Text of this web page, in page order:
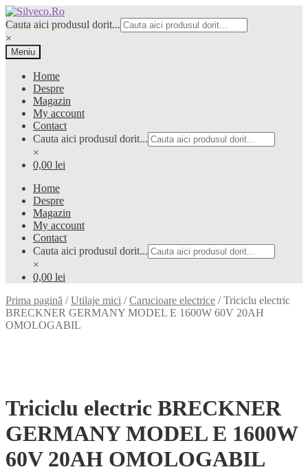
Sari
la
navigare
Sari
la
conținut
Cauta aici produsul dorit...
×
Meniu
Home
Despre
Magazin
My account
Contact
Cauta aici produsul dorit...
×
0,00 lei
Home
Despre
Magazin
My account
Contact
Cauta aici produsul dorit...
×
0,00 lei
Prima pagină /Utilaje mici /Carucioare electrice /Triciclu electric
BRECKNER GERMANY MODEL E 1600W 60V 20AH
OMOLOGABIL
Triciclu electric BRECKNER
GERMANY MODEL E 1600W
60V 20AH OMOLOGABIL